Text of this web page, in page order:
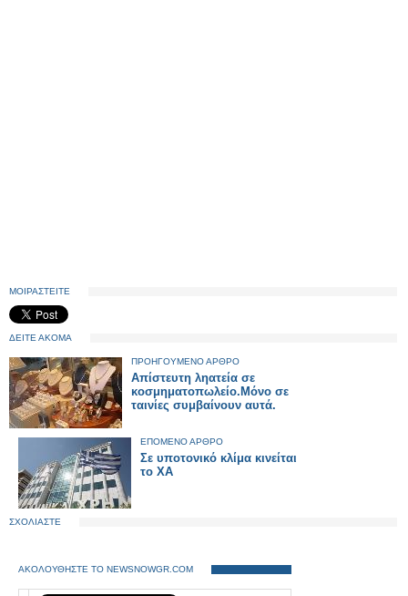
ΜΟΙΡΑΣΤΕΙΤΕ
ΔΕΙΤΕ ΑΚΟΜΑ
ΠΡΟΗΓΟΥΜΕΝΟ ΑΡΘΡΟ
Απίστευτη ληατεία σε
κοσμηματοπωλείο.Μόνο σε
ταινίες συμβαίνουν αυτά.
ΕΠΟΜΕΝΟ ΑΡΘΡΟ
Σε υποτονικό κλίμα κινείται
το ΧΑ
ΣΧΟΛΙΑΣΤΕ
ΑΚΟΛΟΥΘΗΣΤΕ ΤΟ NEWSNOWGR.COM